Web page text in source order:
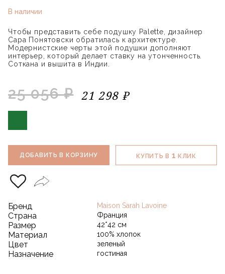
В наличии
Чтобы представить себе подушку Palette, дизайнер
Сара Понятовски обратилась к архитектуре.
Модернистские черты этой подушки дополняют
интерьер, который делает ставку на утонченность.
Соткана и вышита в Индии.
25 056 ₽ 21 298 ₽
ДОБАВИТЬ В КОРЗИНУ КУПИТЬ В 1 КЛИК
Бренд Maison Sarah Lavoine
Страна Франция
Размер 42*42 см
Материал 100% хлопок
Цвет зеленый
Назначение гостиная